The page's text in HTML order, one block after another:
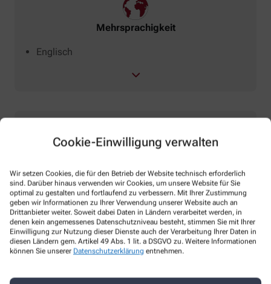
Cookie-Einwilligung verwalten
Wir setzen Cookies, die für den Betrieb der Website technisch erforderlich
sind. Darüber hinaus verwenden wir Cookies, um unsere Website für Sie
optimal zu gestalten und fortlaufend zu verbessern. Mit Ihrer Zustimmung
geben wir Informationen zu Ihrer Verwendung unserer Website auch an
Drittanbieter weiter. Soweit dabei Daten in Ländern verarbeitet werden, in
denen kein angemessenes Datenschutzniveau besteht, stimmen Sie mit Ihrer
Einwilligung zur Nutzung dieser Dienste auch der Verarbeitung Ihrer Daten in
diesen Ländern gem. Artikel 49 Abs. 1 lit. a DSGVO zu. Weitere Informationen
können Sie unserer Datenschutzerklärung entnehmen.
Mehrsprachigkeit
Englisch
Erste-Hilfe Schränken (Firmen)
Hausapotheken
KFZ-Verbands-Kästen
Vollständigkeit Impfpass
Verbandskasten